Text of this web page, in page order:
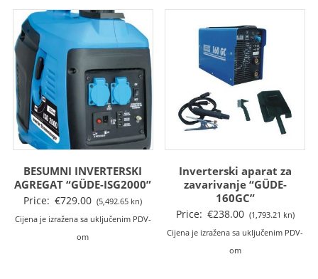
BESUMNI INVERTERSKI
AGREGAT “GÜDE-ISG2000”
Price: €729.00 (5,492.65 kn)
Cijena je izražena sa uključenim PDV-
om
Inverterski aparat za
zavarivanje “GÜDE-
160GC”
Price: €238.00 (1,793.21 kn)
Cijena je izražena sa uključenim PDV-
om